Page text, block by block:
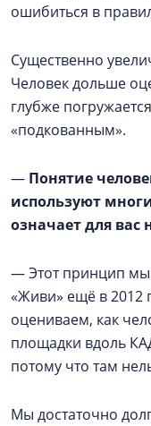
ошибиться в
Существенно
Человек дольше
глубже
«подкованным».
— Понятие
используют
означает для вас
— Этот принцип мы
«Живи» ещё в 2012
оцениваем, как
площадки вдоль
потому что там
Мы достаточно